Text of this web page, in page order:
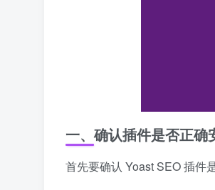
一、确认插件是否正确
首先要确认 Yoast SEO 插件